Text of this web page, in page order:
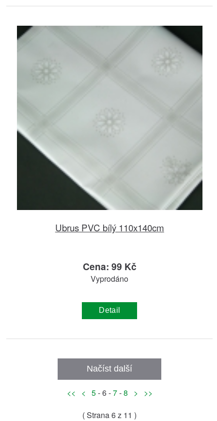
Ubrus PVC bílý 110x140cm
Cena: 99 Kč
Vyprodáno
Detail
Načíst další
<< < 5- 6 -7-8 >
>>
( Strana6z 11 )